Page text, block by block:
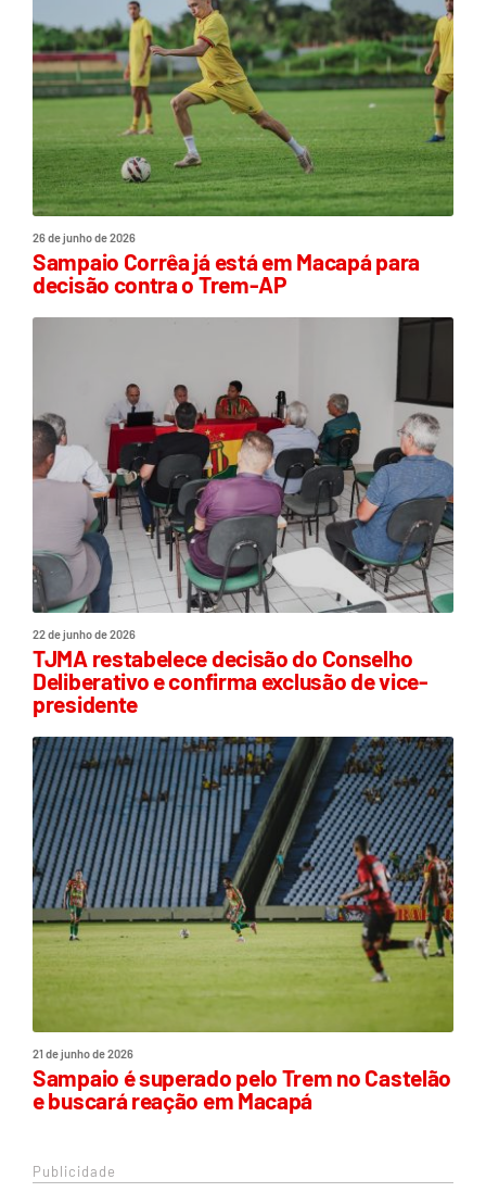
26 de junho de 2026
Sampaio Corrêa já está em Macapá para
decisão contra o Trem-AP
22 de junho de 2026
TJMA restabelece decisão do Conselho
Deliberativo e confirma exclusão de vice-
presidente
21 de junho de 2026
Sampaio é superado pelo Trem no Castelão
e buscará reação em Macapá
Publicidade